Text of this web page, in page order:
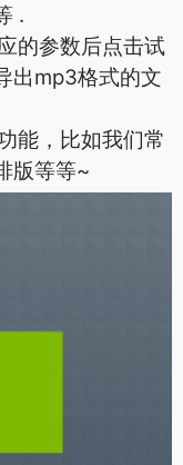
.
的参数后点击试
出mp3格式的文
能，比如我们常
版等等~